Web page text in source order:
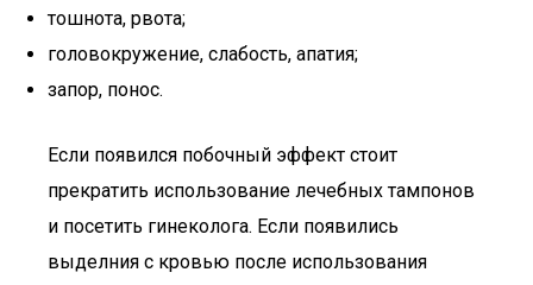
тошнота, рвота;
головокружение, слабость, апатия;
запор, понос.
Если появился побочный эффект стоит
прекратить использование лечебных тампонов
и посетить гинеколога. Если появились
выделния с кровью после использования